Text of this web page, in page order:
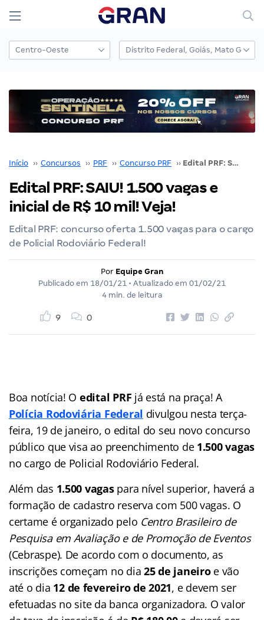
Início ›› Concursos ›› PRF ›› Concurso PRF ›› Edital PRF: SAIU! 1.500 vagas e inicial de R$ 10 mil! Veja!
Edital PRF: SAIU! 1.500 vagas e
inicial de R$ 10 mil! Veja!
Edital PRF: concurso oferta 1.500 vagas para o cargo
de Policial Rodoviário Federal!
Por Equipe Gran
Publicado em 18/01/21 • Atualizado em 01/02/21
4 min. de leitura
9 0
Boa notícia! O edital PRF já está na praça! A
Polícia Rodoviária Federal divulgou nesta terça-
feira, 19 de janeiro, o edital do seu novo concurso
público que visa ao preenchimento de 1.500 vagas
no cargo de Policial Rodoviário Federal.
Além das 1.500 vagaspara nível superior, haverá a
formação de cadastro reserva com 500 vagas. O
certame é organizado pelo Centro Brasileiro de
Pesquisa em Avaliação e de Promoção de Eventos
(Cebraspe). De acordo com o documento, as
inscrições começam no dia 25 de janeiro e vão
até o dia 12 de fevereirode 2021, e devem ser
efetuadas no site da banca organizadora. O valor